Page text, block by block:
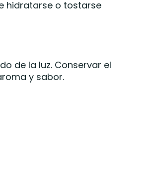
hidratarse o tostarse
de la luz. Conservar el
y sabor.